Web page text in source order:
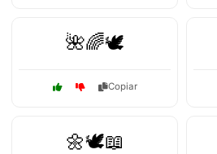
🌺🌈🕊️
Copiar
🌼🕊️📖